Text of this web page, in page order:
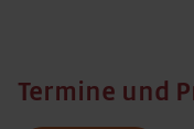
Termine und